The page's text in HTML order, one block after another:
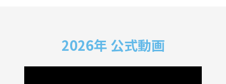
2026年 公式動画